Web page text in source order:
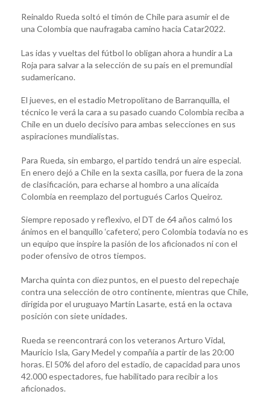
Reinaldo Rueda soltó el timón de Chile para asumir el de
una Colombia que naufragaba camino hacia Catar2022.
Las idas y vueltas del fútbol lo obligan ahora a hundir a La
Roja para salvar a la selección de su país en el premundial
sudamericano.
El jueves, en el estadio Metropolitano de Barranquilla, el
técnico le verá la cara a su pasado cuando Colombia reciba a
Chile en un duelo decisivo para ambas selecciones en sus
aspiraciones mundialistas.
Para Rueda, sin embargo, el partido tendrá un aire especial.
En enero dejó a Chile en la sexta casilla, por fuera de la zona
de clasificación, para echarse al hombro a una alicaída
Colombia en reemplazo del portugués Carlos Queiroz.
Siempre reposado y reflexivo, el DT de 64 años calmó los
ánimos en el banquillo ‘cafetero’, pero Colombia todavía no es
un equipo que inspire la pasión de los aficionados ni con el
poder ofensivo de otros tiempos.
Marcha quinta con diez puntos, en el puesto del repechaje
contra una selección de otro continente, mientras que Chile,
dirigida por el uruguayo Martín Lasarte, está en la octava
posición con siete unidades.
Rueda se reencontrará con los veteranos Arturo Vidal,
Mauricio Isla, Gary Medel y compañía a partir de las 20:00
horas. El 50% del aforo del estadio, de capacidad para unos
42.000 espectadores, fue habilitado para recibir a los
aficionados.